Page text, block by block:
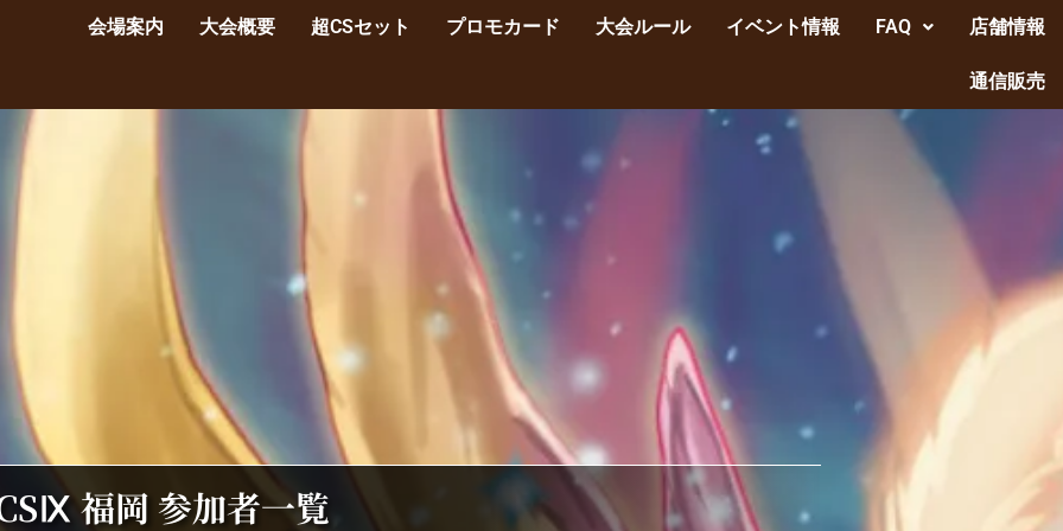
会場案内 大会概要 超CSセット プロモカード 大会ルール イベント情報 FAQ 店舗情報
通信販売
福岡 参加者一覧